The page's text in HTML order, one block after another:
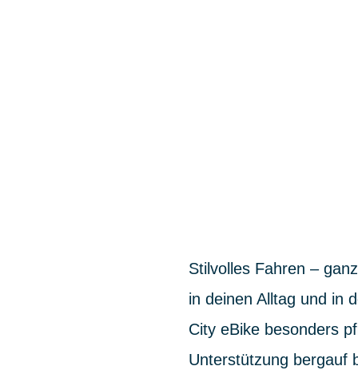
Stilvolles Fahren –
in deinen Alltag und in
City eBike besonders
Unterstützung bergauf